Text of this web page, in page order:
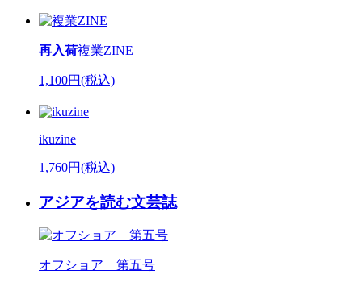
再入荷複業ZINE
1,100円(税込)
ikuzine
1,760円(税込)
アジアを読む文芸誌
オフショア 第五号